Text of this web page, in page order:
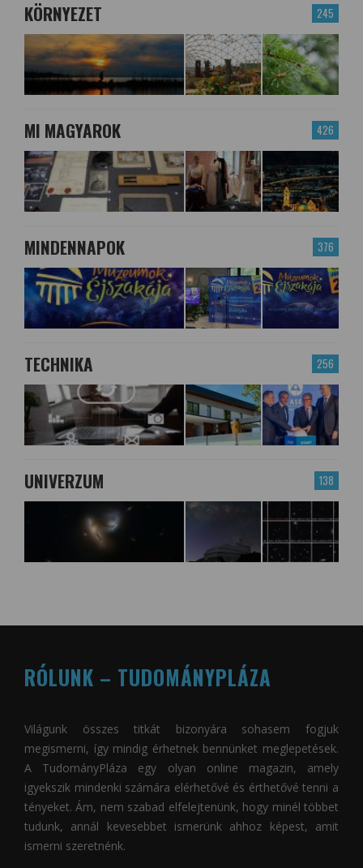
245
KÖRNYEZET
426
MI MAGYAROK
376
MINDENNAPOK
256
TECHNIKA
138
UNIVERZUM
RÓLUNK – TUDOMÁNYPLÁZA
Világunk összes titkát bizonyára sohasem fogjuk
megismerni, így mindig érhetnek bennünket meglepetések.
A TudományPláza egy olyan online magazin, amely
igyekszik mindenki számára elérhetővé és érthetővé tenni a
tényeket. Ám, nem szabad elfelejtenünk, hogy minél többet
tudunk, annál kevesebbet ismerünk ahhoz képest, amit
ismerni szeretnénk.